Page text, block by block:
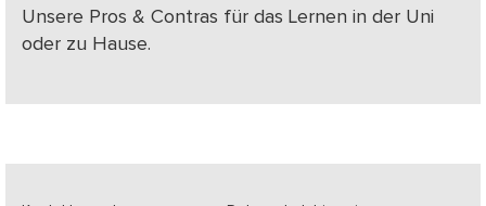
Unsere Pros & Contras für das Lernen in der Uni
oder zu Hause.